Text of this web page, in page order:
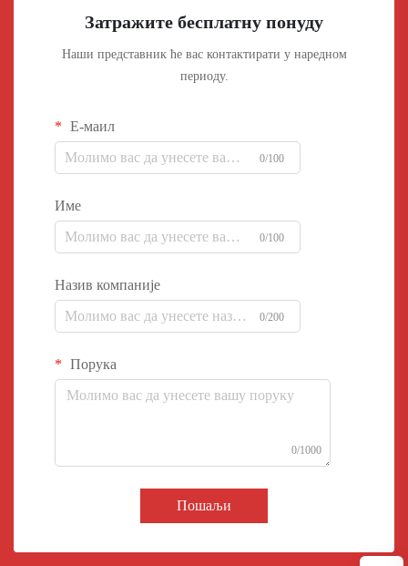
Затражите бесплатну понуду
Наши представник ће вас контактирати у наредном
периоду.
Е-маил
0/100
Име
0/100
Назив компаније
0/200
Порука
0/1000
Пошаљи